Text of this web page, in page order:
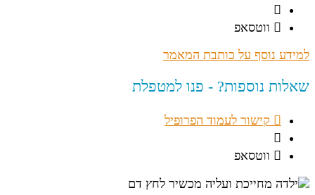
ווטסאפ
למידע נוסף על כותבת המאמר
שאלות נוספות? - פנו למטפלת
קישור לעמוד הפרופיל
ווטסאפ